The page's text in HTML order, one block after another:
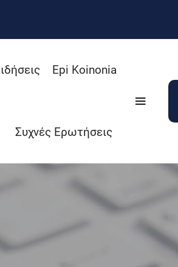
Epi Koinonia
Συχνές Ερωτήσεις